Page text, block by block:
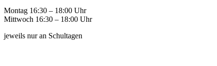
Montag 16:30 – 18:00 Uhr
Mittwoch 16:30 – 18:00 Uhr
jeweils nur an Schultagen